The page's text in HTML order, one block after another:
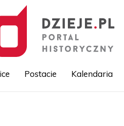
Postacie Kalendaria